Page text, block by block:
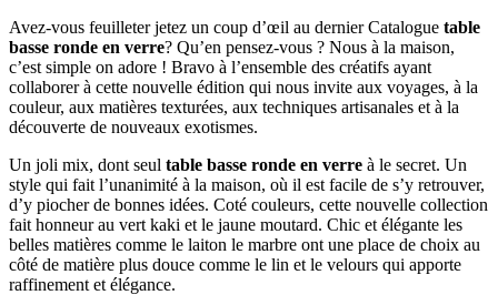
Avez-vous feuilleter jetez un coup d’œil au dernier Catalogue table
basse ronde en verre? Qu’en pensez-vous ? Nous à la maison,
c’est simple on adore ! Bravo à l’ensemble des créatifs ayant
collaborer à cette nouvelle édition qui nous invite aux voyages, à la
couleur, aux matières texturées, aux techniques artisanales et à la
découverte de nouveaux exotismes.
Un joli mix, dont seul table basse ronde en verre à le secret. Un
style qui fait l’unanimité à la maison, où il est facile de s’y retrouver,
d’y piocher de bonnes idées. Coté couleurs, cette nouvelle collection
fait honneur au vert kaki et le jaune moutard. Chic et élégante les
belles matières comme le laiton le marbre ont une place de choix au
côté de matière plus douce comme le lin et le velours qui apporte
raffinement et élégance.